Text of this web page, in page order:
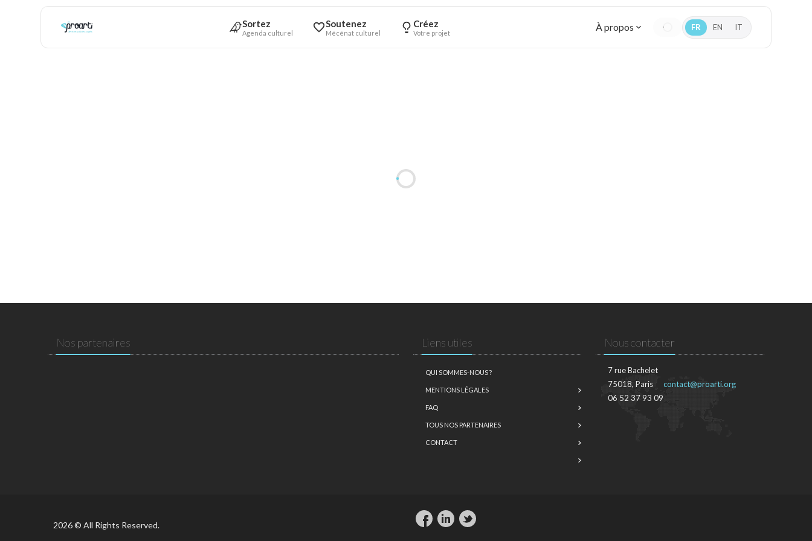
Sortez
Agenda culturel
Soutenez
Mécénat culturel
Créez
Votre projet À propos FR EN IT
Nos partenaires Liens utiles
QUI SOMMES-NOUS ?
MENTIONS LÉGALES
FAQ
TOUS NOS PARTENAIRES
CONTACT
Nous contacter
7 rue Bachelet
75018, Paris
06 52 37 93 09
contact@proarti.org
2026 © All Rights Reserved.